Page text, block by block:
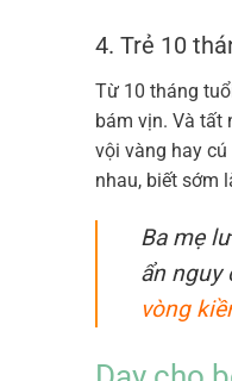
4. Trẻ 10
Từ 10 tháng
bám vịn. Và tất
vội vàng hay
nhau, biết sớm
Ba mẹ
ẩn nguy
vòng